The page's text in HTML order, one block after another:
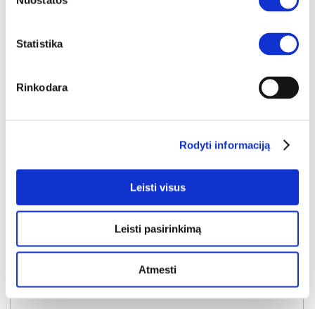
Statistika
Rinkodara
Rodyti informaciją
Leisti visus
Leisti pasirinkimą
Atmesti
MAZOMA naktinis staliukas (Juoda)
Išmatavimai:A:54cmP:42cmG:39cm